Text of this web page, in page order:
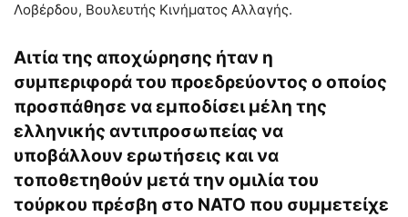
Λοβέρδου, Βουλευτής Κινήματος Αλλαγής.
Αιτία της αποχώρησης ήταν η
συμπεριφορά του προεδρεύοντος ο οποίος
προσπάθησε να εμποδίσει μέλη της
ελληνικής αντιπροσωπείας να
υποβάλλουν ερωτήσεις και να
τοποθετηθούν μετά την ομιλία του
τούρκου πρέσβη στο ΝΑΤΟ που συμμετείχε